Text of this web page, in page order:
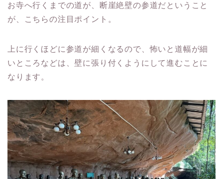
お寺へ行くまでの道が、断崖絶壁の参道だということ
が、こちらの注目ポイント。
上に行くほどに参道が細くなるので、怖いと道幅が細
いところなどは、壁に張り付くようにして進むことに
なります。